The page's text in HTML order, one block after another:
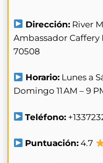
Dirección: River
Ambassador Caffery
70508
Horario: Lunes a
Domingo 11 AM – 9
Teléfono:
Puntuación: 4.7